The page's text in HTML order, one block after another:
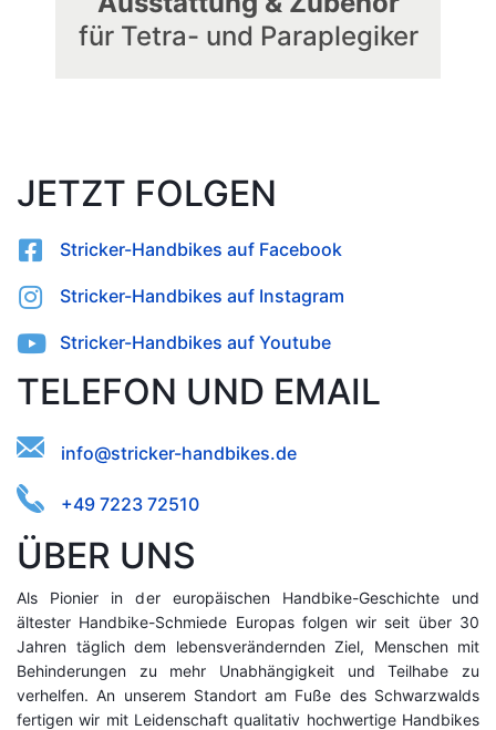
für Tetra- und Paraplegiker
JETZT FOLGEN
Stricker-Handbikes auf Facebook
Stricker-Handbikes auf Instagram
Stricker-Handbikes auf Youtube
TELEFON UND EMAIL
akissebkonihntd.rfd@ec-
+49 7223 72510
ÜBER UNS
Als Pionier in der europäischen Handbike-Geschichte und
ältester Handbike-Schmiede Europas folgen wir seit über 30
Jahren täglich dem lebensverändernden Ziel, Menschen mit
Behinderungen zu mehr Unabhängigkeit und Teilhabe zu
verhelfen. An unserem Standort am Fuße des Schwarzwalds
fertigen wir mit Leidenschaft qualitativ hochwertige Handbikes